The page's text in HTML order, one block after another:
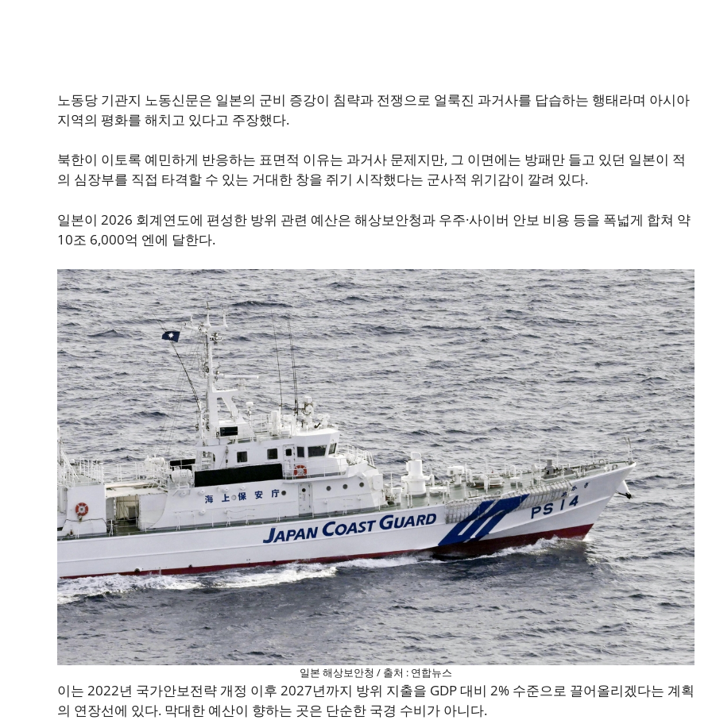
노동당 기관지 노동신문은 일본의 군비 증강이 침략과 전쟁으로 얼룩진 과거사를 답습하는 행태라며 아시아
지역의 평화를 해치고 있다고 주장했다.
북한이 이토록 예민하게 반응하는 표면적 이유는 과거사 문제지만, 그 이면에는 방패만 들고 있던 일본이 적
의 심장부를 직접 타격할 수 있는 거대한 창을 쥐기 시작했다는 군사적 위기감이 깔려 있다.
일본이 2026 회계연도에 편성한 방위 관련 예산은 해상보안청과 우주·사이버 안보 비용 등을 폭넓게 합쳐 약
10조 6,000억 엔에 달한다.
일본 해상보안청 / 출처 : 연합뉴스
이는 2022년 국가안보전략 개정 이후 2027년까지 방위 지출을 GDP 대비 2% 수준으로 끌어올리겠다는 계획
의 연장선에 있다. 막대한 예산이 향하는 곳은 단순한 국경 수비가 아니다.